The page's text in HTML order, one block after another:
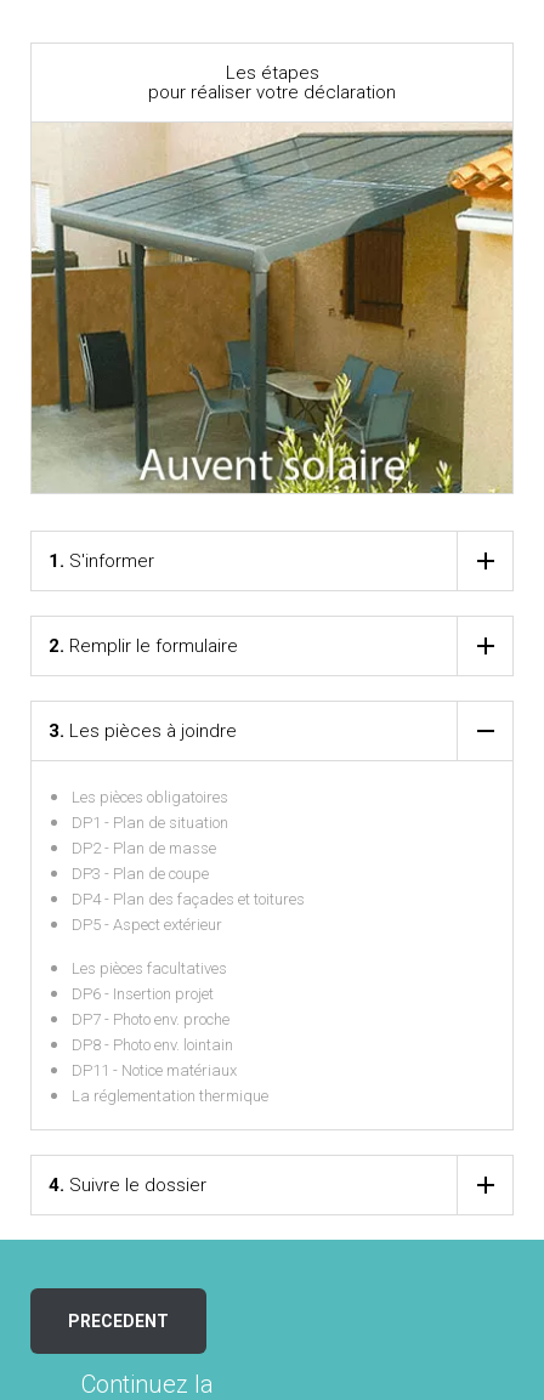
Les étapes
pour réaliser votre déclaration
1. S'informer
2. Remplir le formulaire
3. Les pièces à joindre
Les pièces obligatoires
DP1 - Plan de situation
DP2 - Plan de masse
DP3 - Plan de coupe
DP4 - Plan des façades et toitures
DP5 - Aspect extérieur
Les pièces facultatives
DP6 - Insertion projet
DP7 - Photo env. proche
DP8 - Photo env. lointain
DP11 - Notice matériaux
La réglementation thermique
4. Suivre le dossier
PRECEDENT
Continuez la